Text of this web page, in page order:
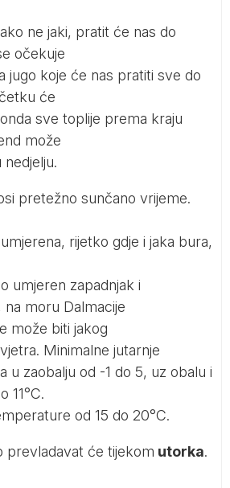
ne jaki, pratit će nas do
očekuje
jugo koje će nas pratiti sve do
će
sve toplije prema kraju
može
pretežno sunčano vrijeme.
rijetko gdje i jaka bura,
umjeren zapadnjak i
moru Dalmacije
može biti jakog
Minimalne jutarnje
u zaobalju od -1 do 5, uz obalu i
11°C.
od 15 do 20°C.
prevladavat će tijekom utorka.